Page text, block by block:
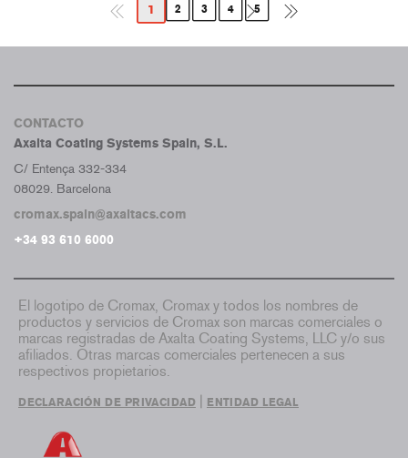
1 2 3 4 5
CONTACTO
Axalta Coating Systems Spain, S.L.
C/ Entença 332-334
08029. Barcelona
cromax.spain@axaltacs.com
+34 93 610 6000
El logotipo de Cromax, Cromax y todos los nombres de
productos y servicios de Cromax son marcas comerciales o
marcas registradas de Axalta Coating Systems, LLC y/o sus
afiliados. Otras marcas comerciales pertenecen a sus
respectivos propietarios.
DECLARACIÓN DE PRIVACIDAD ENTIDAD LEGAL